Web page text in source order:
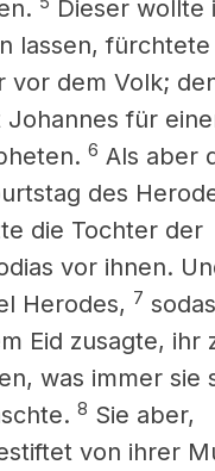
Dieser wollte
lassen, fürchtete
vor dem Volk;
Johannes für
6 Als aber
des
die Tochter der
vor ihnen.
Herodes, 7
Eid zusagte, ihr
was immer sie
8 Sie aber,
von ihrer